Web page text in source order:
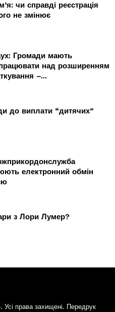
чи справді реєстрація
не змінює
Громади мають
над розширенням
–...
до виплати “дитячих”
електронний обмін
з Лори Лумер?
Усі права захищені. Передрук